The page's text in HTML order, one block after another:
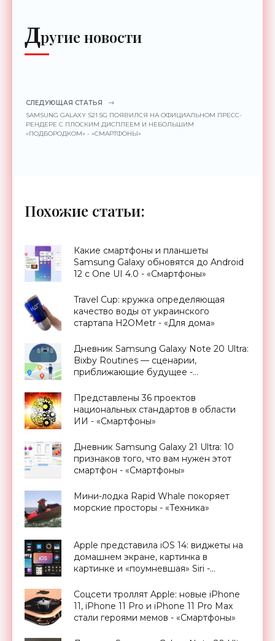
Другие новости
СЛЕДУЮЩАЯ СТАТЬЯ
SAMSUNG GALAXY S21 5G ПОЯВИЛСЯ НА ОФИЦИАЛЬНОМ ПРЕСС-
РЕНДЕРЕ С ПЛОСКИМ ДИСПЛЕЕМ И НЕБОЛЬШИМ
«ПОДБОРОДКОМ» - «СМАРТФОНЫ»
Похожие статьи:
Какие смартфоны и планшеты
Samsung Galaxy обновятся до Android
12 с One UI 4.0 - «Смартфоны»
Travel Cup: кружка определяющая
качество воды от украинского
стартапа H2OMetr - «Для дома»
Дневник Samsung Galaxy Note 20 Ultra:
Bixby Routines — сценарии,
приближающие будущее -
Представлены 36 проектов
национальных стандартов в области
ИИ - «Смартфоны»
Дневник Samsung Galaxy 21 Ultra: 10
признаков того, что вам нужен этот
смартфон - «Смартфоны»
Мини-лодка Rapid Whale покоряет
морские просторы - «Техника»
Apple представила iOS 14: виджеты на
домашнем экране, картинка в
картинке и «поумневшая» Siri -
Соцсети троллят Apple: новые iPhone
11, iPhone 11 Pro и iPhone 11 Pro Max
стали героями мемов - «Смартфоны»